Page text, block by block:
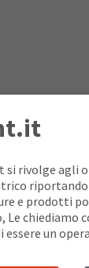
famiglia di
nel
premere
dei
rivolge agli
e prodotti
Le chiediamo
essere un